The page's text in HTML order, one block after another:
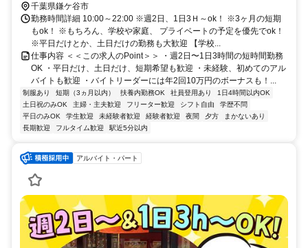
千葉県鎌ケ谷市
勤務時間詳細 10:00～22:00 ※週2日、1日3Ｈ～ok！ ※3ヶ月の短期
もok！ ※もちろん、学校や家庭、 プライベートの予定を優先でok！
※平日だけとか、土日だけの勤務も大歓迎 【学校...
仕事内容 ＜＜この求人のPoint＞＞ ・週2日〜1日3時間の短時間勤務
OK ・平日だけ、土日だけ、短期希望も歓迎 ・未経験、初めてのアル
バイトも歓迎 ・バイトリーダーには年2回10万円のボーナスも！...
制服あり 短期（3ヵ月以内） 扶養内勤務OK 社員登用あり
1日4時間以内OK
土日祝のみOK
主婦・主夫歓迎 フリーター歓迎 シフト自由
学歴不問
平日のみOK
学生歓迎 未経験者歓迎 経験者歓迎 夜間 夕方
まかないあり
長期歓迎
フルタイム歓迎 駅近5分以内
アルバイト・パート